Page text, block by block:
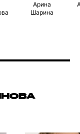
Арина
Шарина